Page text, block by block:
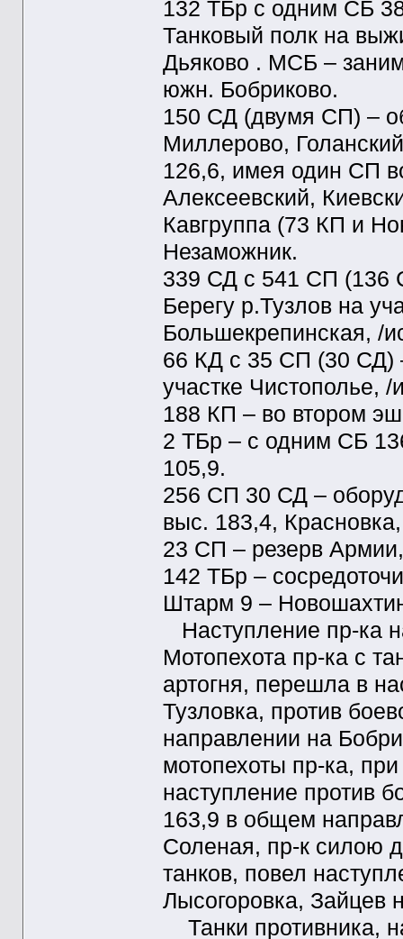
132 ТБр с одним СБ
Танковый полк на
Дьяково . МСБ –
южн. Бобриково.
150 СД (двумя СП) –
Миллерово,
126,6, имея один СП
Алексеевский,
Кавгруппа (73 КП и
Незаможник.
339 СД с 541 СП (136
Берегу р.Тузлов на
Большекрепинская, /
66 КД с 35 СП (30 СД)
участке Чистополье,
188 КП – во втором
2 ТБр – с одним СБ
105,9.
256 СП 30 СД –
выс. 183,4,
23 СП – резерв
142 ТБр –
Штарм 9 –
Наступление пр-ка
Мотопехота пр-ка с
артогня, перешла в
Тузловка, против
направлении на
мотопехоты пр-ка,
наступление против
163,9 в общем
Соленая, пр-к силою
танков, повел
Лысогоровка, Зайцев
Танки противника,